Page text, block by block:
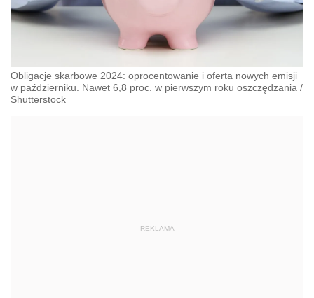
Obligacje skarbowe 2024: oprocentowanie i oferta nowych emisji
w październiku. Nawet 6,8 proc. w pierwszym roku oszczędzania /
Shutterstock